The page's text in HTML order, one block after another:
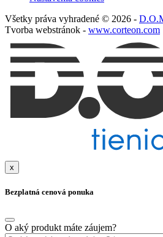
Všetky práva vyhradené © 2026 -
Tvorba webstránok - www.corteon.com
x
Bezplatná cenová ponuka
O aký produkt máte záujem?